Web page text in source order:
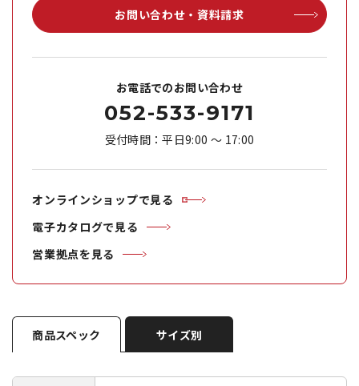
お問い合わせ・資料請求
お電話でのお問い合わせ
052-533-9171
受付時間：平日9:00 ～ 17:00
オンラインショップで見る
電子カタログで見る
営業拠点を見る
商品スペック サイズ別